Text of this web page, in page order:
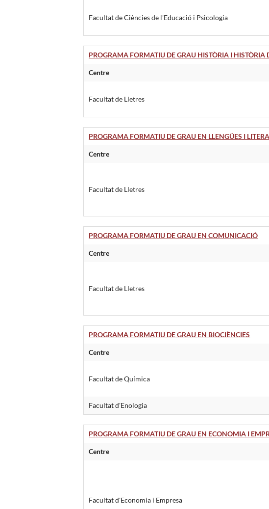
Facultat de Ciències de l'Educació i Psicologia
PROGRAMA FORMATIU DE GRAU HISTÒRIA I HISTÒRIA
Centre
Facultat de Lletres
PROGRAMA FORMATIU DE GRAU EN LLENGÜES I
Centre
Facultat de Lletres
PROGRAMA FORMATIU DE GRAU EN COMUNICACIÓ
Centre
Facultat de Lletres
PROGRAMA FORMATIU DE GRAU EN BIOCIÈNCIES
Centre
Facultat de Química
Facultat d'Enologia
PROGRAMA FORMATIU DE GRAU EN ECONOMIA I
Centre
Facultat d'Economia i Empresa